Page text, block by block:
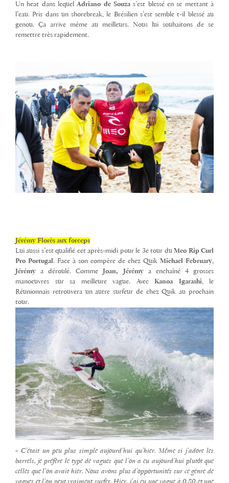
Un heat dans lequel Adriano de Souza s’est blessé en se mettant à
l’eau. Pris dans un shorebreak, le Brésilien s’est semble t-il blessé au
genou. Ça arrive même au meilleurs. Nous lui souhaitons de se
remettre très rapidement.
Jérémy Florès aux forceps
Lui aussi s’est qualifié cet après-midi pour le 3e tour duMeo Rip Curl
Pro Portugal. Face à son compère de chez Quik Michael February,
Jérémy a déroulé. Comme Joan, Jérémy a enchaîné 4 grosses
manoeuvres sur sa meilleure vague. Avec Kanoa Igarashi, le
Réunionnais retrouvera un autre surfeur de chez Quik au prochain
tour.
« C’était un peu plus simple aujourd’hui qu’hier. Même si j’adore les
barrels, je préfère le type de vagues que l’on a eu aujourd’hui plutôt que
celles que l’on avait hier. Nous avons plus d’opportunités sur ce genre de